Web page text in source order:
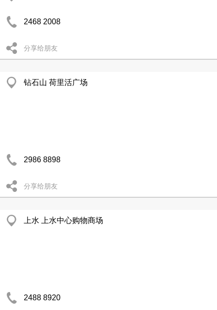
2468 2008
分享给朋友
钻石山 荷里活广场
2986 8898
分享给朋友
上水 上水中心购物商场
2488 8920